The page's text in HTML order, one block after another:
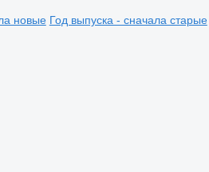
новые Год выпуска - сначала старые